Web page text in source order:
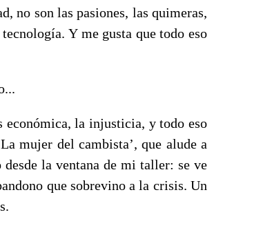
no son las pasiones, las quimeras,
Y me gusta que todo eso
económica, la injusticia, y todo eso
mujer del cambista’, que alude a
la ventana de mi taller: se ve
que sobrevino a la crisis. Un